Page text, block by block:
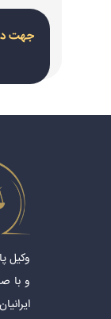
جهت
و با